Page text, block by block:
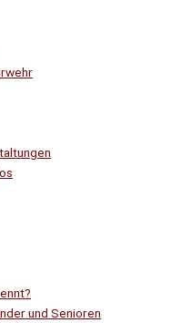
und Senioren